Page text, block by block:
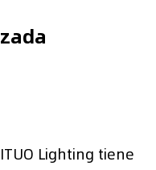
Lighting tiene